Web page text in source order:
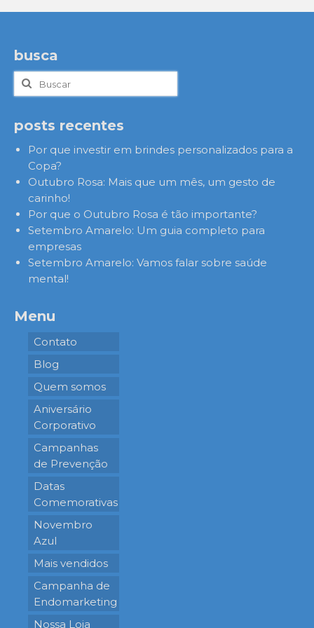
busca
Buscar
por:
posts recentes
Por que investir em brindes personalizados para a
Copa?
Outubro Rosa: Mais que um mês, um gesto de
carinho!
Por que o Outubro Rosa é tão importante?
Setembro Amarelo: Um guia completo para
empresas
Setembro Amarelo: Vamos falar sobre saúde
mental!
Menu
Contato
Blog
Quem somos
Aniversário
Corporativo
Campanhas
de Prevenção
Datas
Comemorativas
Novembro
Azul
Mais vendidos
Campanha de
Endomarketing
Nossa Loja